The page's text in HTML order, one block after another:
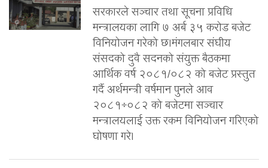
सरकारले सञ्चार तथा सूचना प्रविधि
मन्त्रालयका लागि ७ अर्ब ३५ करोड बजेट
विनियोजन गरेको छ।मंगलबार संघीय
संसदको दुवै सदनको संयुक्त बैठकमा
आर्थिक वर्ष २०८१/०८२ को बजेट प्रस्तुत
गर्दै अर्थमन्त्री वर्षमान पुनले आव
२०८१÷०८२ को बजेटमा सञ्चार
मन्त्रालयलाई उक्त रकम विनियोजन गरिएको
घोषणा गरे।